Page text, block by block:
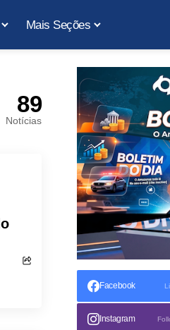
Mais Seções
89
Notícias
Facebook
Instagram